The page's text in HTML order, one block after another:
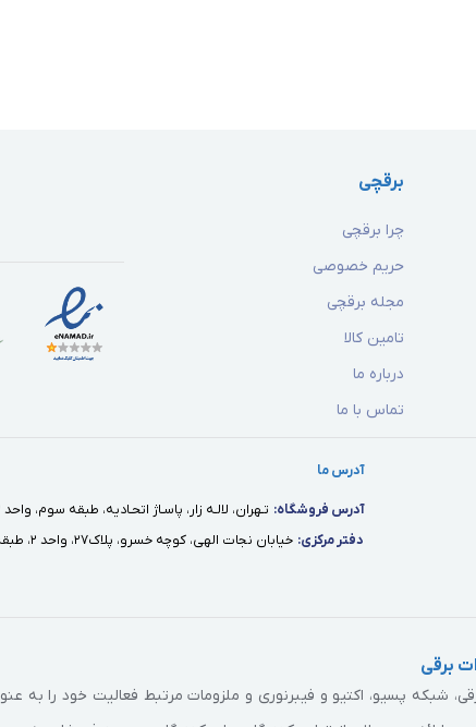
برقچی
چرا برقچی
حریم خصوصی
مجله برقچی
تامین کالا
درباره ما
تماس با ما
آدرس ما
آدرس فروشگاه: تـهران، لالـه زار، پاسـاژ اتحـاديه، طبقه سوم، واحد ١٢
دفتر مركزى: خيابان نجات الهى، كوچه خسرو، پلاك٢٧، واحد ٢، طبقه اول
برقی
شبکه پسیو، اکتیو و فیبرنوری و ملزومات مرتبط فعالیت خود را به